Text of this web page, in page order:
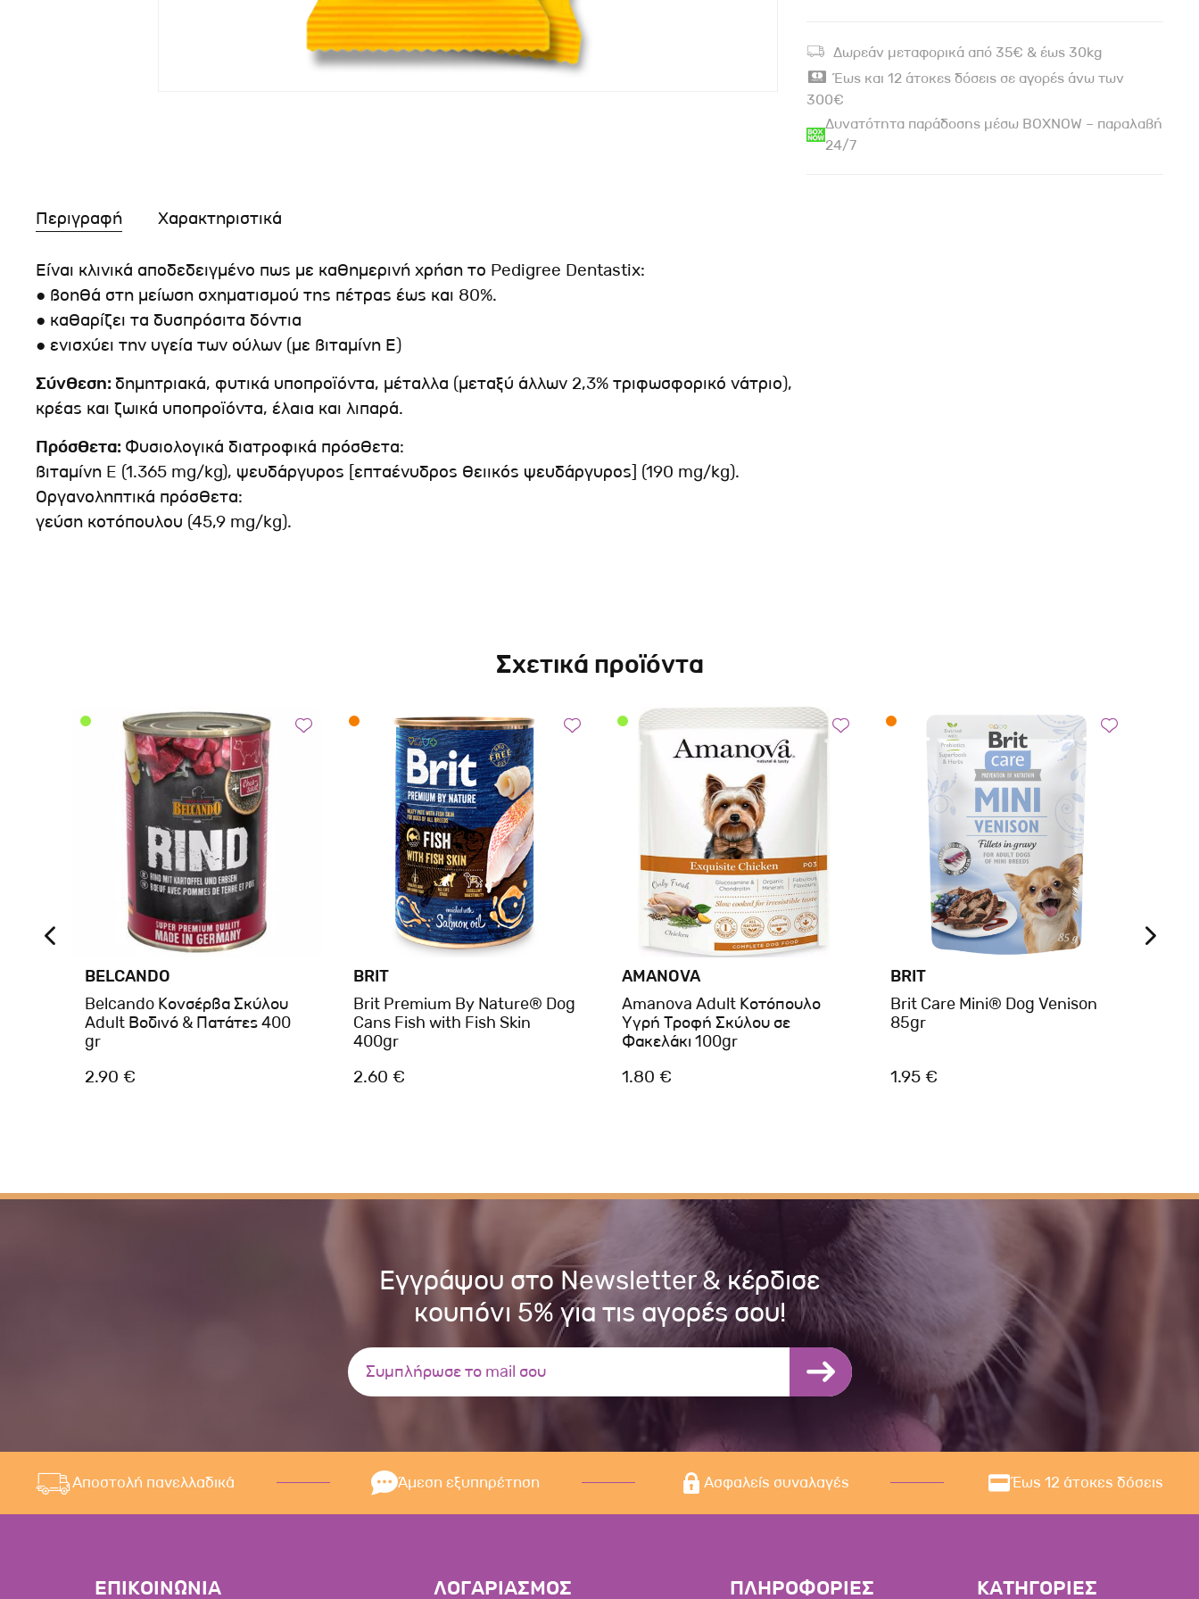
Δωρεάν μεταφορικά από 35€ & έως 30kg
Έως και 12 άτοκες δόσεις σε αγορές άνω των
300€
Δυνατότητα παράδοσης μέσω BOXNOW – παραλαβή
24/7
Περιγραφή Χαρακτηριστικά
Είναι κλινικά αποδεδειγμένο πως με καθημερινή χρήση το Pedigree Dentastix:
● βοηθά στη μείωση σχηματισμού της πέτρας έως και 80%.
● καθαρίζει τα δυσπρόσιτα δόντια
● ενισχύει την υγεία των ούλων (με βιταμίνη Ε)
Σύνθεση: δημητριακά, φυτικά υποπροϊόντα, μέταλλα (μεταξύ άλλων 2,3% τριφωσφορικό νάτριο),
κρέας και ζωικά υποπροϊόντα, έλαια και λιπαρά.
Πρόσθετα: Φυσιολογικά διατροφικά πρόσθετα:
βιταμίνη E (1.365 mg/kg), ψευδάργυρος [επταένυδρος θειικός ψευδάργυρος] (190 mg/kg).
Οργανοληπτικά πρόσθετα:
γεύση κοτόπουλου (45,9 mg/kg).
Σχετικά προϊόντα
BELCANDO
Belcando Κονσέρβα Σκύλου
Adult Βοδινό & Πατάτες 400
gr
2.90 €
BRIT
Brit Premium By Nature® Dog
Cans Fish with Fish Skin
400gr
2.60 €
AMANOVA
Amanova Adult Κοτόπουλο
Υγρή Τροφή Σκύλου σε
Φακελάκι 100gr
1.80 €
BRIT
Brit Care Mini® Dog Venison
85gr
1.95 €
Εγγράψου στο Newsletter & κέρδισε
κουπόνι 5% για τις αγορές σου!
Αποστολή πανελλαδικά Άμεση εξυπηρέτηση Ασφαλείς συναλαγές Έως 12 άτοκες δόσεις
ΕΠΙΚΟΙΝΩΝΙΑ ΛΟΓΑΡΙΑΣΜΟΣ ΠΛΗΡΟΦΟΡΙΕΣ ΚΑΤΗΓΟΡΙΕΣ